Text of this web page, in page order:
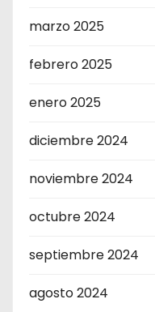
marzo 2025
febrero 2025
enero 2025
diciembre 2024
noviembre 2024
octubre 2024
septiembre 2024
agosto 2024